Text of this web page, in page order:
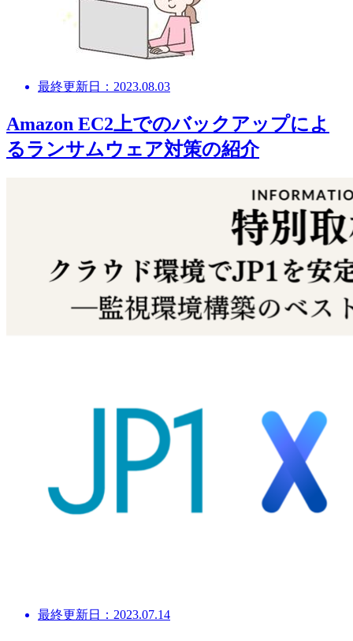
最終更新日：2023.08.03
Amazon EC2上でのバックアップによ
るランサムウェア対策の紹介
最終更新日：2023.07.14